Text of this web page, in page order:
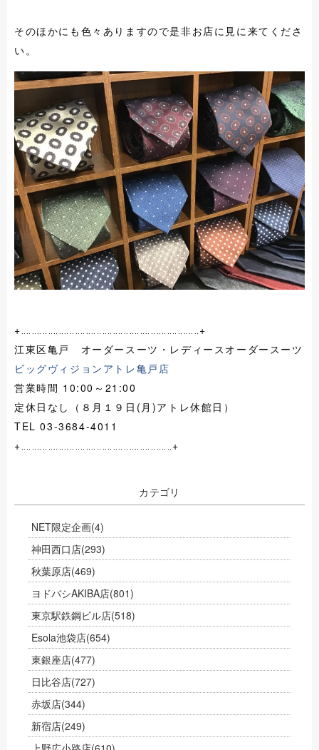
そのほかにも色々ありますので是非お店に見に来てくださ
い。
+‥‥‥‥‥‥‥‥‥‥‥‥‥‥‥‥‥‥‥‥‥‥‥‥‥‥‥‥‥‥‥‥‥+
江東区亀戸 オーダースーツ・レディースオーダースーツ
ビッグヴィジョンアトレ亀戸店
営業時間 10:00～21:00
定休日なし（８月１９日(月)アトレ休館日）
TEL 03-3684-4011
+‥‥‥‥‥‥‥‥‥‥‥‥‥‥‥‥‥‥‥‥‥‥‥‥‥‥‥‥+
カテゴリ
NET限定企画(4)
神田西口店(293)
秋葉原店(469)
ヨドバシAKIBA店(801)
東京駅鉄鋼ビル店(518)
Esola池袋店(654)
東銀座店(477)
日比谷店(727)
赤坂店(344)
新宿店(249)